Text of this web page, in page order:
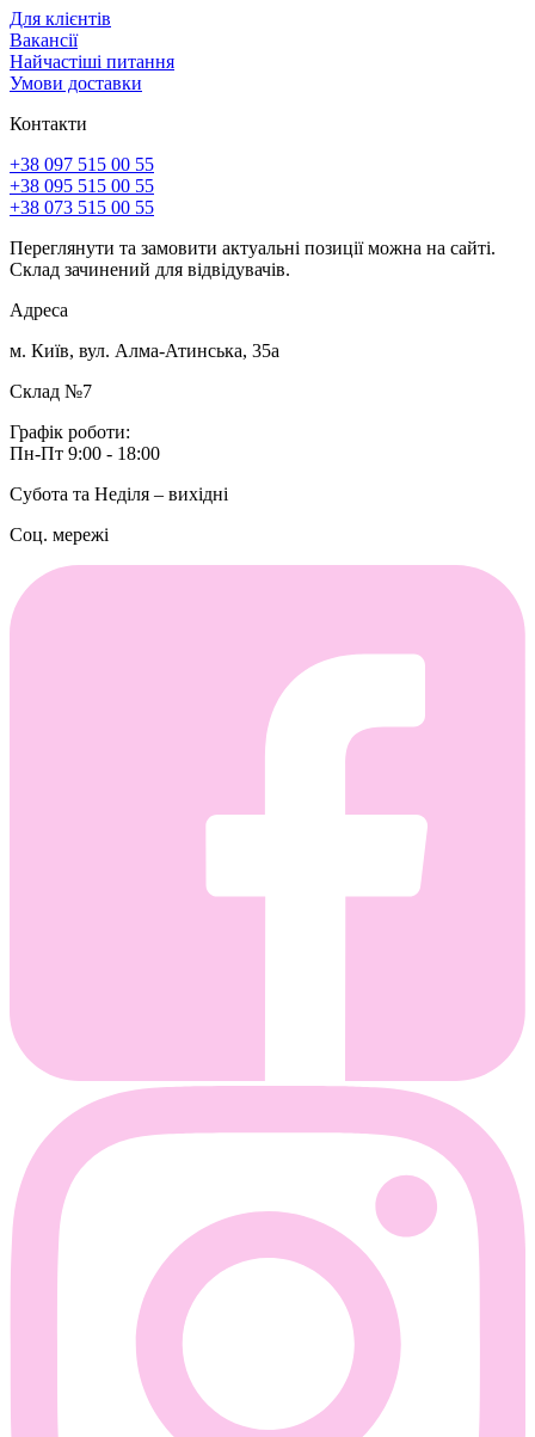
Для клієнтів
Вакансії
Найчастіші питання
Умови доставки
Контакти
+38 097 515 00 55
+38 095 515 00 55
+38 073 515 00 55
Переглянути та замовити актуальні позиції можна на сайті.
Склад зачинений для відвідувачів.
Адреса
м. Київ, вул. Алма-Атинська, 35а
Склад №7
Графік роботи:
Пн-Пт 9:00 - 18:00
Субота та Неділя – вихідні
Соц. мережі